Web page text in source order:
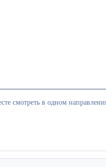
смотреть в одном